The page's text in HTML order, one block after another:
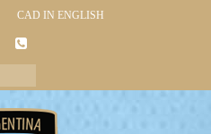
CAD IN ENGLISH